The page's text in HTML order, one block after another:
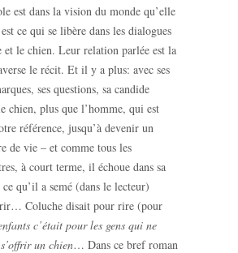
est dans la vision du monde qu’elle
ce qui se libère dans les dialogues
et le chien. Leur relation parlée est la
le récit. Et il y a plus: avec ses
ses questions, sa candide
chien, plus que l’homme, qui est
référence, jusqu’à devenir un
de vie – et comme tous les
à court terme, il échoue dans sa
qu’il a semé (dans le lecteur)
Coluche disait pour rire (pour
c’était pour les gens qui ne
un chien… Dans ce bref roman